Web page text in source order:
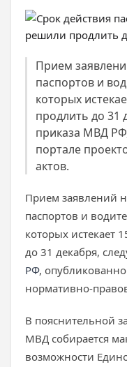
Прием
паспортов и
которых
продлить до 31
приказа МВД
портале
актов.
Прием заявлений
паспортов и
которых истекает
до 31 декабря,
РФ,
нормативно-
В пояснительной
МВД собирается
возможности